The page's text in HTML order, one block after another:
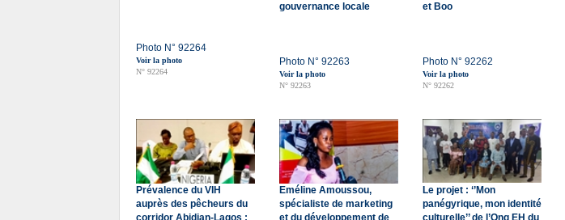
Photo N° 92264
Voir la photo
N° 92264
gouvernance locale
Photo N° 92263
Voir la photo
N° 92263
et Boo
Photo N° 92262
Voir la photo
N° 92262
Prévalence du VIH
auprès des pêcheurs du
corridor Abidjan-Lagos :
Eméline Amoussou,
spécialiste de marketing
et du développement de
Le projet : ‘’Mon
panégyrique, mon identité
culturelle’’ de l’Ong EH du